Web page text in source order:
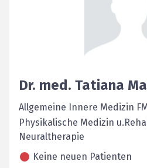
Dr. med. Tatiana
Allgemeine Innere Medizin
Physikalische Medizin
Neuraltherapie
Keine neuen Patienten